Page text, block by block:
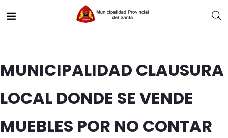
MUNICIPALIDAD CLAUSURA
LOCAL DONDE SE VENDE
MUEBLES POR NO CONTAR